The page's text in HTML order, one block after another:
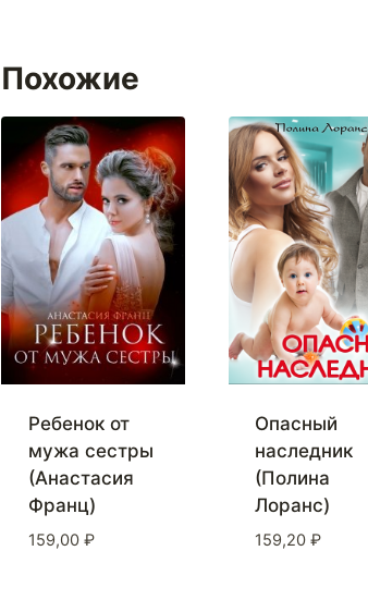
Похожие
Ребенок от
мужа сестры
(Анастасия
Франц)
159,00 ₽
Опасный
наследник
(Полина
Лоранс)
159,20 ₽